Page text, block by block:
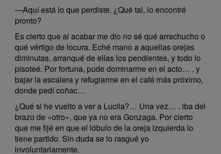
—Aquí está lo que perdiste. ¿Qué tal, lo encontré
pronto?
Es cierto que al acabar me dio no sé qué arrechucho o
qué vértigo de locura. Eché mano a aquellas orejas
diminutas, arranqué de ellas los pendientes, y todo lo
pisoteé. Por fortuna, pude dominarme en el acto… . y
bajar la escalera y refugiarme en el café más próximo,
donde pedí coñac…
¿Qué si he vuelto a ver a Lucila?… Una vez… . iba del
brazo de «otro», que ya no era Gonzaga. Por cierto
que me fijé en que el lóbulo de la oreja izquierda lo
tiene partido. Sin duda se lo rasgué yo
involuntariamente.